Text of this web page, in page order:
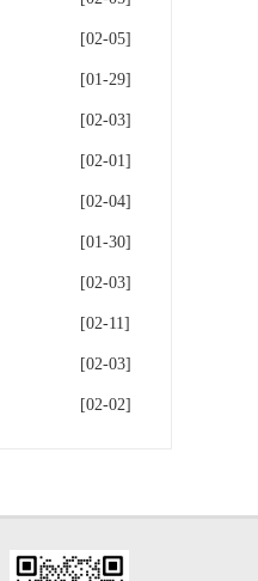
[02-05]
[01-29]
[02-03]
[02-01]
[02-04]
[01-30]
[02-03]
[02-11]
[02-03]
[02-02]